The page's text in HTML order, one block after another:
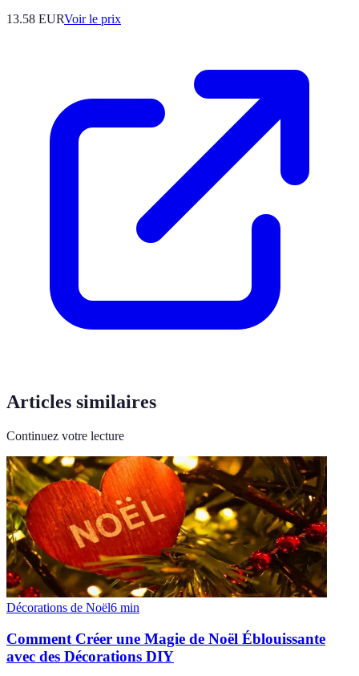
13.58 EURVoir le prix
Articles similaires
Continuez votre lecture
Décorations de Noël6 min
Comment Créer une Magie de Noël Éblouissante
avec des Décorations DIY